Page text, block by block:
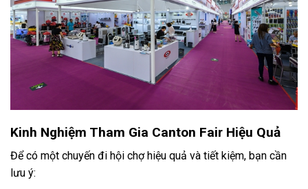
Kinh Nghiệm Tham Gia Canton Fair Hiệu Quả
Để có một chuyến đi hội chợ hiệu quả và tiết kiệm, bạn cần
lưu ý: